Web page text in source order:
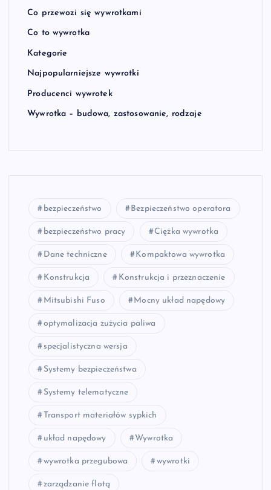
Co przewozi się wywrotkami
Co to wywrotka
Kategorie
Najpopularniejsze wywrotki
Producenci wywrotek
Wywrotka – budowa, zastosowanie, rodzaje
bezpieczeństwo Bezpieczeństwo operatora
bezpieczeństwo pracy Ciężka wywrotka
Dane techniczne Kompaktowa wywrotka
Konstrukcja Konstrukcja i przeznaczenie
Mitsubishi Fuso Mocny układ napędowy
optymalizacja zużycia paliwa
specjalistyczna wersja
Systemy bezpieczeństwa
Systemy telematyczne
Transport materiałów sypkich
układ napędowy Wywrotka
wywrotka przegubowa wywrotki
zarządzanie flotą